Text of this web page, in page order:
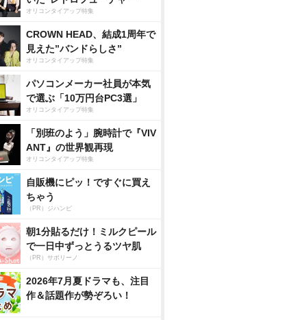
オリコンタイアップ特集
CROWN HEAD、結成1周年で
見えた”バンドらしさ”
オリコンタイアップ特集
パソコンメーカー社員が本気
で選ぶ「10万円台PC3選」
オリコンタイアップ特集
「別班のよう」腕時計で『VIV
ANT』の世界観再現
オリコンタイアップ特集
自販機にピッ！ですぐに買え
ちゃう
（PR）ジハンピ
朝1分貼るだけ！ミルクピール
で一日中ずっとうるツヤ肌
（PR）サボリーノ
2026年7月夏ドラマも、注目
作＆話題作が勢ぞろい！